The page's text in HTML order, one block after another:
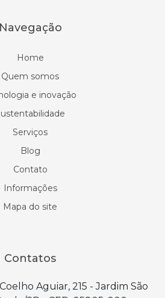
Navegação
Home
Quem somos
e inovação
Serviços
Blog
Contato
Informações
Mapa do site
Contatos
Aguiar, 215 - Jardim São